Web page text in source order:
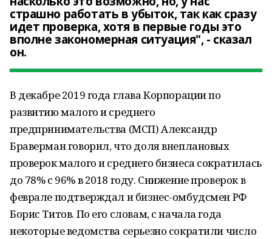
страшно работать в убыток, так как сразу
идет проверка, хотя в первые годы это
вполне закономерная ситуация", - сказал
он.
В декабре 2019 года глава Корпорации по
развитию малого и среднего
предпринимательства (МСП) Александр
Браверман говорил, что доля внеплановых
проверок малого и среднего бизнеса сократилась
до 78% с 96% в 2018 году. Снижение проверок в
феврале подтверждал и бизнес-омбудсмен РФ
Борис Титов. По его словам, с начала года
некоторые ведомства серьезно сократили число